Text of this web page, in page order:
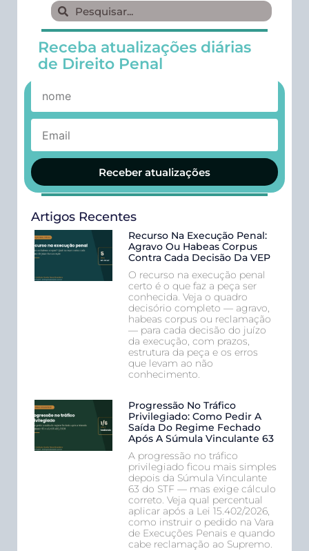
Receba atualizações diárias
de Direito Penal
Receber atualizações
Artigos Recentes
Recurso Na Execução Penal:
Agravo Ou Habeas Corpus
Contra Cada Decisão Da VEP
O recurso na execução penal
certo é o que faz a peça ser
conhecida. Veja o quadro
decisório completo — agravo,
habeas corpus ou reclamação
— para cada decisão do juízo
da execução, com prazos,
estrutura da peça e os erros
que levam ao não
conhecimento.
Progressão No Tráfico
Privilegiado: Como Pedir A
Saída Do Regime Fechado
Após A Súmula Vinculante 63
A progressão no tráfico
privilegiado ficou mais simples
depois da Súmula Vinculante
63 do STF — mas exige cálculo
correto. Veja qual percentual
aplicar após a Lei 15.402/2026,
como instruir o pedido na Vara
de Execuções Penais e quando
cabe reclamação ao Supremo.